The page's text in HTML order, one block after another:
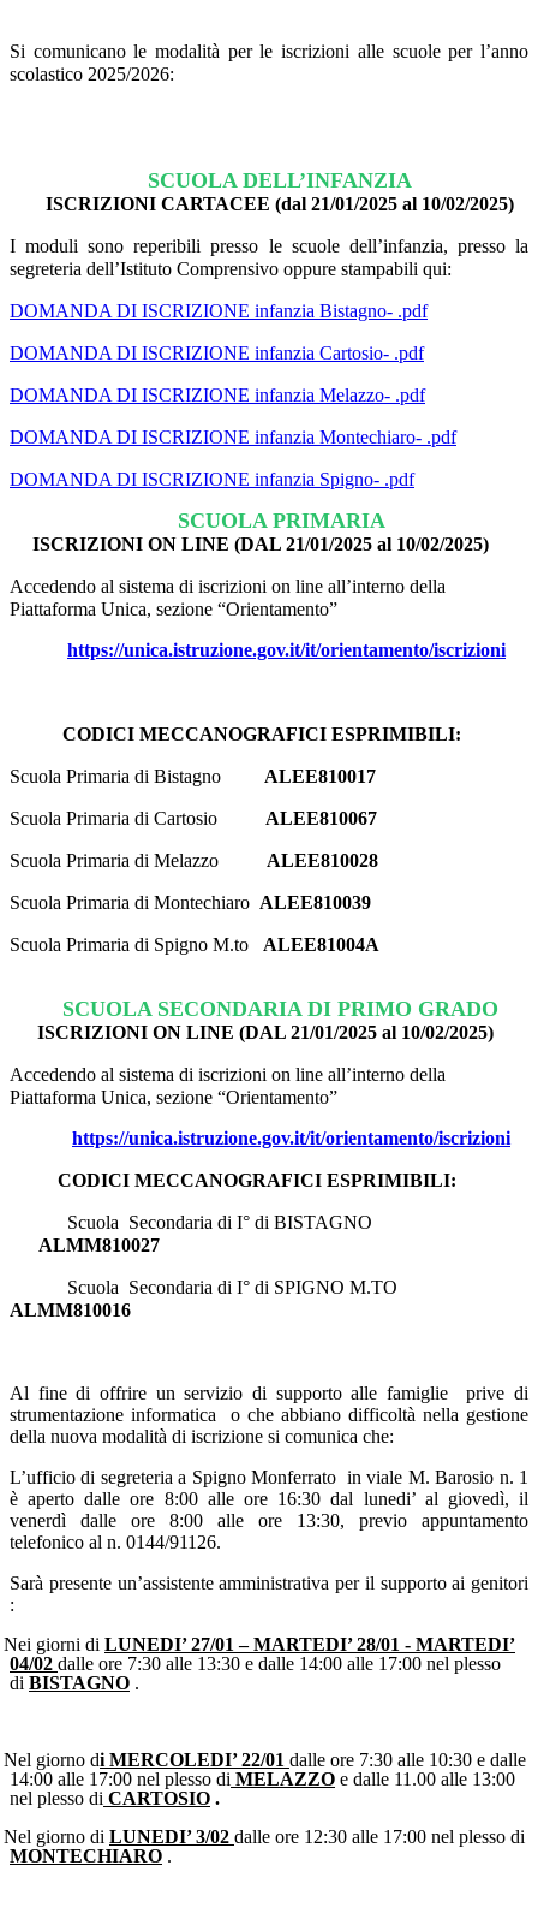
Si comunicano le modalità per le iscrizioni alle scuole per l’anno
scolastico 2025/2026:
SCUOLA DELL’INFANZIA
ISCRIZIONI CARTACEE (dal 21/01/2025 al 10/02/2025)
I moduli sono reperibili presso le scuole dell’infanzia, presso la
segreteria dell’Istituto Comprensivo oppure stampabili qui:
DOMANDA DI ISCRIZIONE infanzia Bistagno- .pdf
DOMANDA DI ISCRIZIONE infanzia Cartosio- .pdf
DOMANDA DI ISCRIZIONE infanzia Melazzo- .pdf
DOMANDA DI ISCRIZIONE infanzia Montechiaro- .pdf
DOMANDA DI ISCRIZIONE infanzia Spigno- .pdf
SCUOLA PRIMARIA
ISCRIZIONI ON LINE (DAL 21/01/2025 al 10/02/2025)
Accedendo al sistema di iscrizioni on line all’interno della
Piattaforma Unica, sezione “Orientamento”
https://unica.istruzione.gov.it/it/orientamento/iscrizioni
CODICI MECCANOGRAFICI ESPRIMIBILI:
Scuola Primaria di Bistagno ALEE810017
Scuola Primaria di Cartosio ALEE810067
Scuola Primaria di Melazzo ALEE810028
Scuola Primaria di Montechiaro ALEE810039
Scuola Primaria di Spigno M.to ALEE81004A
SCUOLA SECONDARIA DI PRIMO GRADO
ISCRIZIONI ON LINE (DAL 21/01/2025 al 10/02/2025)
Accedendo al sistema di iscrizioni on line all’interno della
Piattaforma Unica, sezione “Orientamento”
https://unica.istruzione.gov.it/it/orientamento/iscrizioni
CODICI MECCANOGRAFICI ESPRIMIBILI:
Scuola Secondaria di I° di BISTAGNO
ALMM810027
Scuola Secondaria di I° di SPIGNO M.TO
ALMM810016
Al fine di offrire un servizio di supporto alle famiglie
prive di
strumentazione informatica
o che abbiano difficoltà nella gestione
della nuova modalità di iscrizione si comunica che:
L’ufficio di segreteria a Spigno Monferrato in viale M. Barosio n. 1
è aperto dalle ore 8:00 alle ore 16:30 dal lunedi’ al giovedì, il
venerdì dalle ore 8:00 alle ore 13:30, previo appuntamento
telefonico al n. 0144/91126.
Sarà presente un’assistente amministrativa per il supporto ai genitori
:
Nei giorni di LUNEDI’ 27/01 – MARTEDI’ 28/01 - MARTEDI’
04/02 dalle ore 7:30 alle 13:30 e dalle 14:00 alle 17:00 nel plesso
di BISTAGNO .
Nel giorno di MERCOLEDI’ 22/01 dalle ore 7:30 alle 10:30 e dalle
14:00 alle 17:00 nel plesso di MELAZZO e dalle 11.00 alle 13:00
nel plesso di CARTOSIO .
Nel giorno di LUNEDI’ 3/02 dalle ore 12:30 alle 17:00 nel plesso di
MONTECHIARO .